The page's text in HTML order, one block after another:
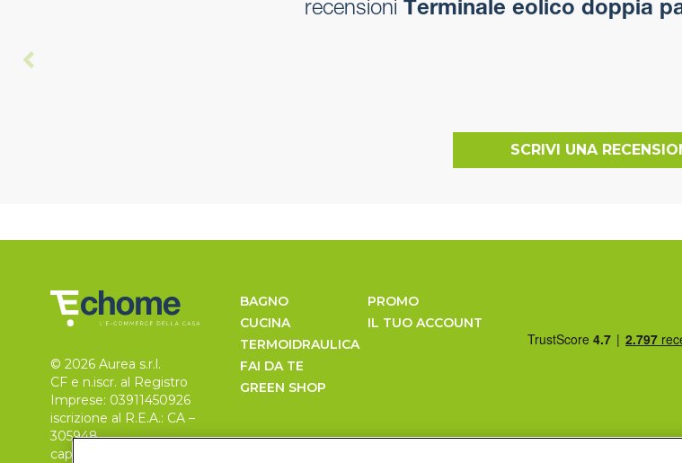
recensioni Terminale eolico doppia
SCRIVI UNA
© 2026 Aurea s.r.l.
CF e n.iscr. al Registro
Imprese: 03911450926
iscrizione al R.E.A.: CA –
305948
capitale sociale 30.000
BAGNO
CUCINA
TERMOIDRAULICA
FAI DA TE
GREEN SHOP
PROMO
IL TUO ACCOUNT